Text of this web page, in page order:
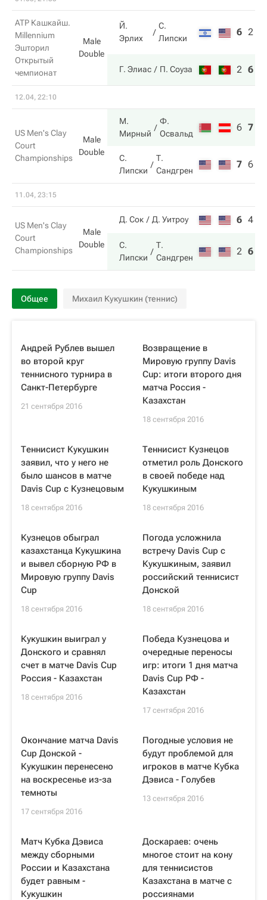
ATP Кашкайш.
Millennium
Эшторил
Открытый
чемпионат
Male
Double
Й.
Эрлих
С.
Липски
6 2
Г. Элиас П. Соуза 2 6
12.04, 22:10
US Men's Clay
Court
Championships
Male
Double
М.
Мирный
Ф.
Освальд
6 7
С.
Липски
Т.
Сандгрен
7 6
11.04, 23:15
US Men's Clay
Court
Championships
Male
Double
Д. Сок Д. Уитроу 6 4
С.
Липски
Т.
Сандгрен
2 6
Общее Михаил Кукушкин (теннис)
Андрей Рублев вышел
во второй круг
теннисного турнира в
Санкт-Петербурге
21 сентября 2016
Возвращение в
Мировую группу Davis
Cup: итоги второго дня
матча Россия -
Казахстан
18 сентября 2016
Теннисист Кукушкин
заявил, что у него не
было шансов в матче
Davis Cup с Кузнецовым
18 сентября 2016
Теннисист Кузнецов
отметил роль Донского
в своей победе над
Кукушкиным
18 сентября 2016
Кузнецов обыграл
казахстанца Кукушкина
и вывел сборную РФ в
Мировую группу Davis
Cup
18 сентября 2016
Погода усложнила
встречу Davis Cup с
Кукушкиным, заявил
российский теннисист
Донской
18 сентября 2016
Кукушкин выиграл у
Донского и сравнял
счет в матче Davis Cup
Россия - Казахстан
18 сентября 2016
Победа Кузнецова и
очередные переносы
игр: итоги 1 дня матча
Davis Cup РФ -
Казахстан
17 сентября 2016
Окончание матча Davis
Cup Донской -
Кукушкин перенесено
на воскресенье из-за
темноты
17 сентября 2016
Погодные условия не
будут проблемой для
игроков в матче Кубка
Дэвиса - Голубев
13 сентября 2016
Матч Кубка Дэвиса
между сборными
России и Казахстана
будет равным -
Кукушкин
Доскараев: очень
многое стоит на кону
для теннисистов
Казахстана в матче с
россиянами